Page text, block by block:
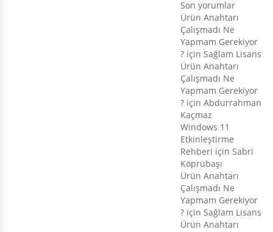
Son yorumlar
Ürün Anahtarı
Çalışmadı Ne
Yapmam Gerekiyor
? içinSağlam Lisans
Ürün Anahtarı
Çalışmadı Ne
Yapmam Gerekiyor
? içinAbdurrahman
Kaçmaz
Windows 11
Etkinleştirme
Rehberi içinSabri
Köprübaşı
Ürün Anahtarı
Çalışmadı Ne
Yapmam Gerekiyor
? içinSağlam Lisans
Ürün Anahtarı